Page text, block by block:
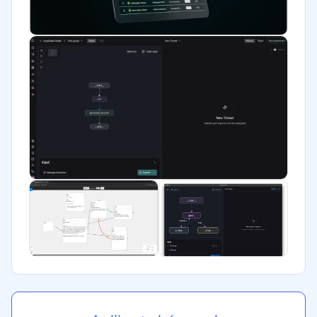
Financiera
Manufactura
Gobierno
Transporte y logística
Marketing y Comunicación
Automotriz
Comercio Electrónico
Ventas y servicios